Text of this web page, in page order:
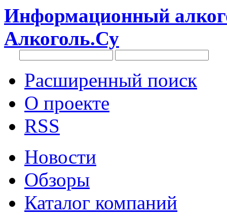
Информационный
Алкоголь.Су
Расширенный поиск
О проекте
RSS
Новости
Обзоры
Каталог компаний